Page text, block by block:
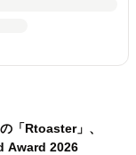
「Rtoaster」、
Award 2026